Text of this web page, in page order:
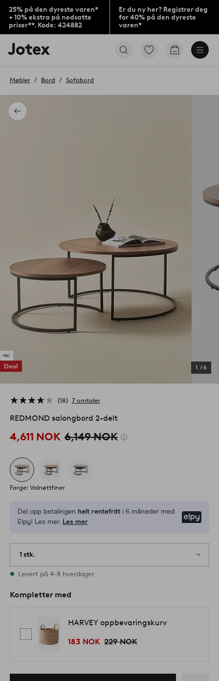
25% på den dyreste varen*
+ 10% ekstra på nedsatte
priser**. Kode: 424882
Er du ny her? Registrer deg
for 40% på den dyreste
varen*
Jotex’
logo
til
Gå
Gå
Tilbake
Møbler Bord Sofabord
Deal 1 /6
18 7 omtaler
REDMOND salongbord 2-delt
4,611 NOK 6,149 NOK
Farge: Valnøttfiner
Del opp betalingen helt rentefritt i 6 måneder med
Elpy! Les mer. Les mer
1 stk.
På lager
Levert på 4-8 hverdager
Kompletter med
HARVEY oppbevaringskurv
183 NOK 229 NOK